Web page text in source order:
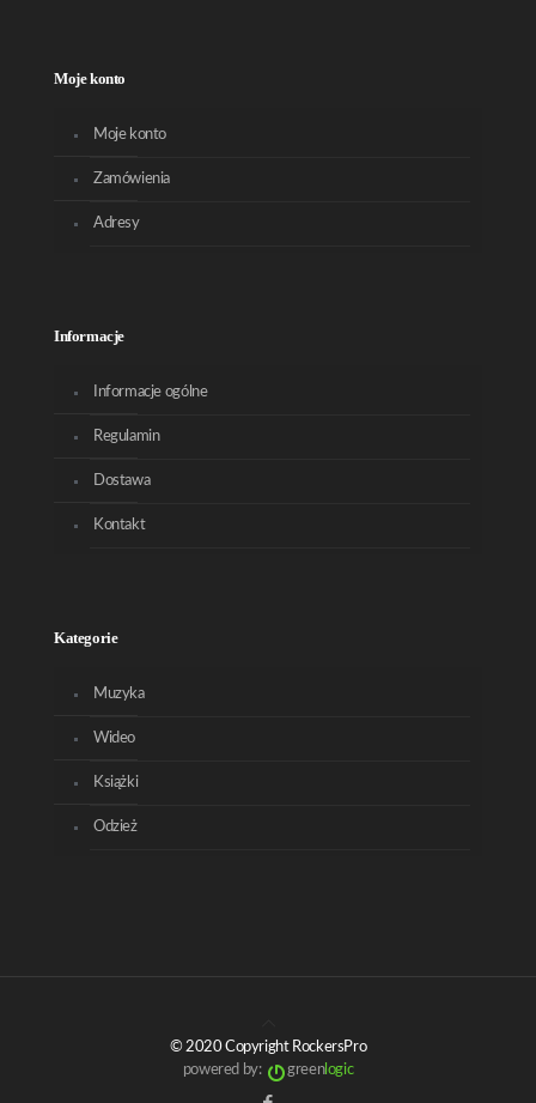
Moje konto
Moje konto
Zamówienia
Adresy
Informacje
Informacje ogólne
Regulamin
Dostawa
Kontakt
Kategorie
Muzyka
Wideo
Książki
Odzież
© 2020 Copyright RockersPro
powered by:
greenlogic